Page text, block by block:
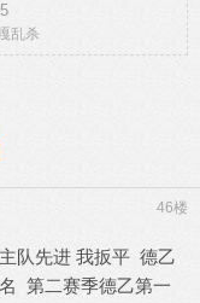
乱杀
46楼
队先进 我扳平 德乙
第二赛季德乙第一